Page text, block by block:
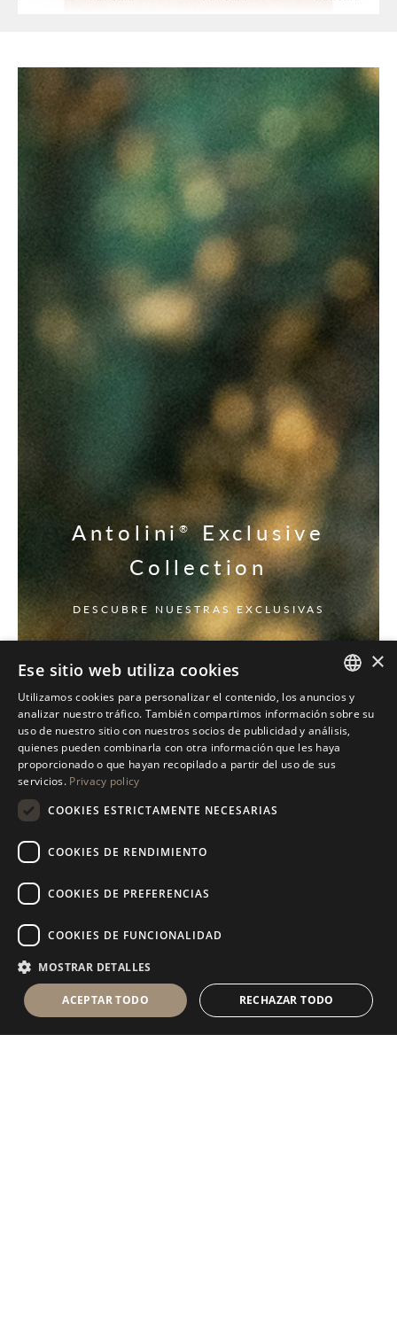
Antolini® Exclusive
Collection
DESCUBRE NUESTRAS EXCLUSIVAS
ITALIAN
ENGLISH
SPANISH
×
Ese sitio web utiliza cookies
Utilizamos cookies para personalizar el contenido, los anuncios y
analizar nuestro tráfico. También compartimos información sobre su
uso de nuestro sitio con nuestros socios de publicidad y análisis,
quienes pueden combinarla con otra información que les haya
proporcionado o que hayan recopilado a partir del uso de sus
servicios. Privacy policy
COOKIES ESTRICTAMENTE NECESARIAS
COOKIES DE RENDIMIENTO
COOKIES DE PREFERENCIAS
COOKIES DE FUNCIONALIDAD
MOSTRAR DETALLES
ACEPTAR TODO RECHAZAR TODO